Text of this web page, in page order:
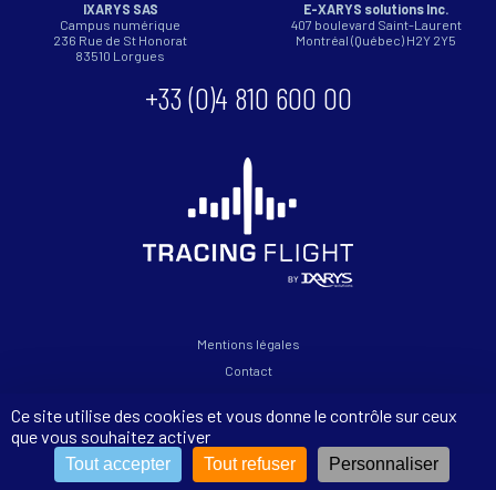
IXARYS SAS
Campus numérique
236 Rue de St Honorat
83510 Lorgues
E-XARYS solutions Inc.
407 boulevard Saint-Laurent
Montréal (Québec) H2Y 2Y5
+33 (0)4 810 600 00
Mentions légales
Contact
Copyright 2026 © - Tracing Flight
Ce site utilise des cookies et vous donne le contrôle sur ceux
que vous souhaitez activer
Tout accepter Tout refuser Personnaliser